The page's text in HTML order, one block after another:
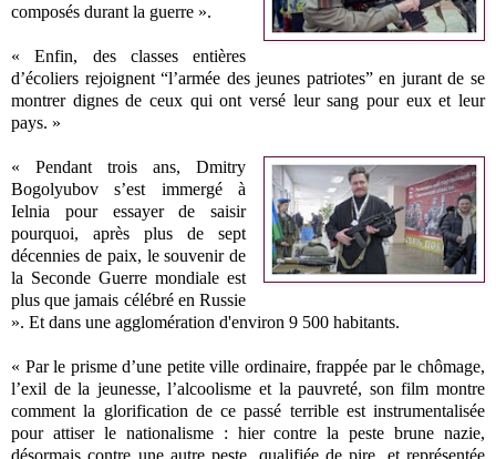
composés durant la guerre ».
« Enfin, des classes entières
d’écoliers rejoignent “l’armée des jeunes patriotes” en jurant de se
montrer dignes de ceux qui ont versé leur sang pour eux et leur
pays. »
« Pendant trois ans, Dmitry
Bogolyubov s’est immergé à
Ielnia pour essayer de saisir
pourquoi, après plus de sept
décennies de paix, le souvenir de
la Seconde Guerre mondiale est
plus que jamais célébré en Russie
». Et dans une agglomération d'environ 9 500 habitants.
« Par le prisme d’une petite ville ordinaire, frappée par le chômage,
l’exil de la jeunesse, l’alcoolisme et la pauvreté, son film montre
comment la glorification de ce passé terrible est instrumentalisée
pour attiser le nationalisme : hier contre la peste brune nazie,
désormais contre une autre peste, qualifiée de pire, et représentée